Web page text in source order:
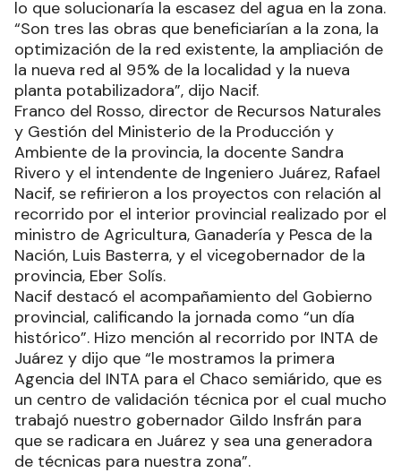
lo que solucionaría la escasez del agua en la zona.
“Son tres las obras que beneficiarían a la zona, la
optimización de la red existente, la ampliación de
la nueva red al 95% de la localidad y la nueva
planta potabilizadora”, dijo Nacif.
Franco del Rosso, director de Recursos Naturales
y Gestión del Ministerio de la Producción y
Ambiente de la provincia, la docente Sandra
Rivero y el intendente de Ingeniero Juárez, Rafael
Nacif, se refirieron a los proyectos con relación al
recorrido por el interior provincial realizado por el
ministro de Agricultura, Ganadería y Pesca de la
Nación, Luis Basterra, y el vicegobernador de la
provincia, Eber Solís.
Nacif destacó el acompañamiento del Gobierno
provincial, calificando la jornada como “un día
histórico”. Hizo mención al recorrido por INTA de
Juárez y dijo que “le mostramos la primera
Agencia del INTA para el Chaco semiárido, que es
un centro de validación técnica por el cual mucho
trabajó nuestro gobernador Gildo Insfrán para
que se radicara en Juárez y sea una generadora
de técnicas para nuestra zona”.